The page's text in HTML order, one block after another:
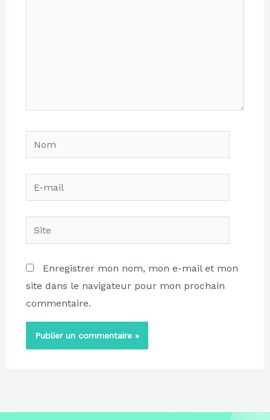
mail
Site
Enregistrer mon nom, mon e-mail et mon
site dans le navigateur pour mon prochain
commentaire.